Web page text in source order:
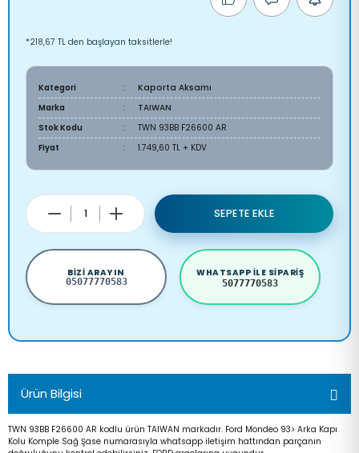
*218,67 TL den başlayan taksitlerle!
Kategori
Kaporta Aksamı
Marka
TAIWAN
Stok Kodu
TWN 93BB F26600 AR
Fiyat
1.749,60 TL + KDV
SEPETE EKLE
BIZI ARAYIN
05077770583
WHATSAPP ILE SIPARIŞ
5077770583
Ürün Bilgisi
TWN 93BB F26600 AR kodlu ürün TAIWAN markadır. Ford Mondeo 93> Arka Kapı
Kolu Komple Sağ Şase numarasıyla whatsapp iletişim hattından parçanın